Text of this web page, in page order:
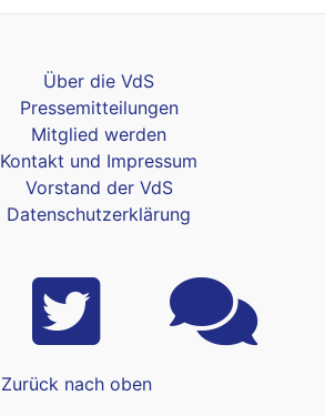
Über die VdS
Pressemitteilungen
Mitglied werden
Kontakt und Impressum
Vorstand der VdS
Datenschutzerklärung
Zurück nach oben